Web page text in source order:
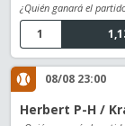
¿Quién ganará el
1
08/08 23:00
Herbert P-H /